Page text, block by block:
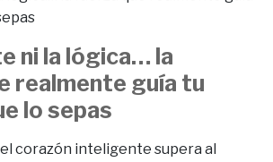
ni la lógica… la
realmente guía tu
lo sepas
corazón inteligente supera al